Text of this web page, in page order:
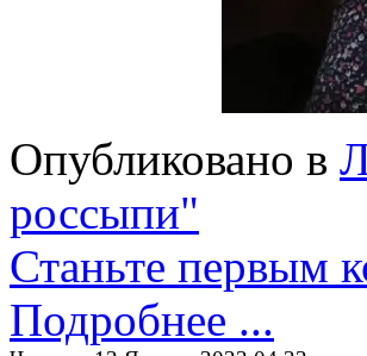
Опубликовано в
россыпи"
Станьте первым
Подробнее ...